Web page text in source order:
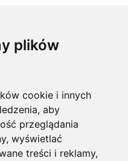
plików
cookie i innych
aby
przeglądania
wyświetlać
treści i reklamy,